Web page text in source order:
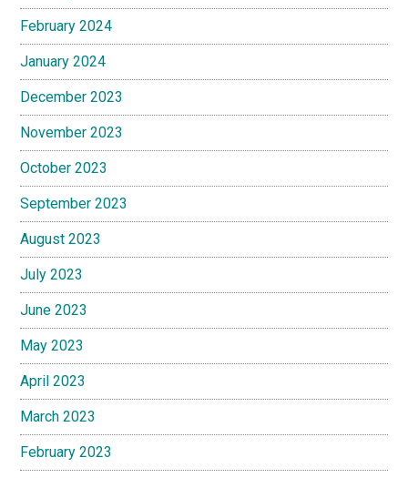
February 2024
January 2024
December 2023
November 2023
October 2023
September 2023
August 2023
July 2023
June 2023
May 2023
April 2023
March 2023
February 2023